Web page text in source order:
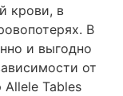
крови, в
В
и выгодно
от
Allele Tables